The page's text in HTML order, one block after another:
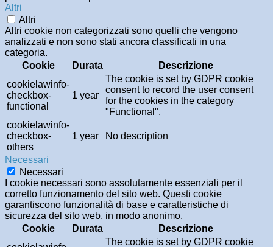
Altri
Altri
Altri cookie non categorizzati sono quelli che vengono
analizzati e non sono stati ancora classificati in una
categoria.
Cookie
Durata
Descrizione
cookielawinfo-
checkbox-
functional
1 year
The cookie is set by GDPR cookie
consent to record the user consent
for the cookies in the category
"Functional".
cookielawinfo-
checkbox-
others
1 year No description
Necessari
Necessari
I cookie necessari sono assolutamente essenziali per il
corretto funzionamento del sito web. Questi cookie
garantiscono funzionalità di base e caratteristiche di
sicurezza del sito web, in modo anonimo.
Cookie
Durata
Descrizione
The cookie is set by GDPR cookie